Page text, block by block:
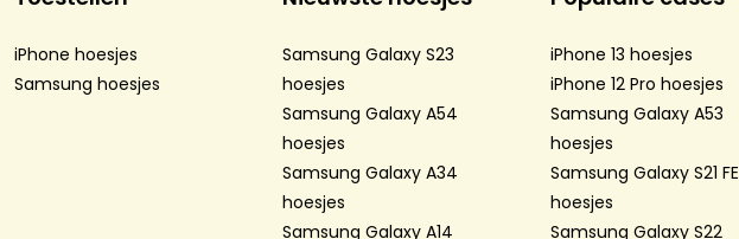
iPhone hoesjes
Samsung hoesjes
Samsung Galaxy S23
hoesjes
Samsung Galaxy A54
hoesjes
Samsung Galaxy A34
hoesjes
Samsung Galaxy A14
iPhone 13 hoesjes
iPhone 12 Pro hoesjes
Samsung Galaxy A53
hoesjes
Samsung Galaxy S21 FE
hoesjes
Samsung Galaxy S22